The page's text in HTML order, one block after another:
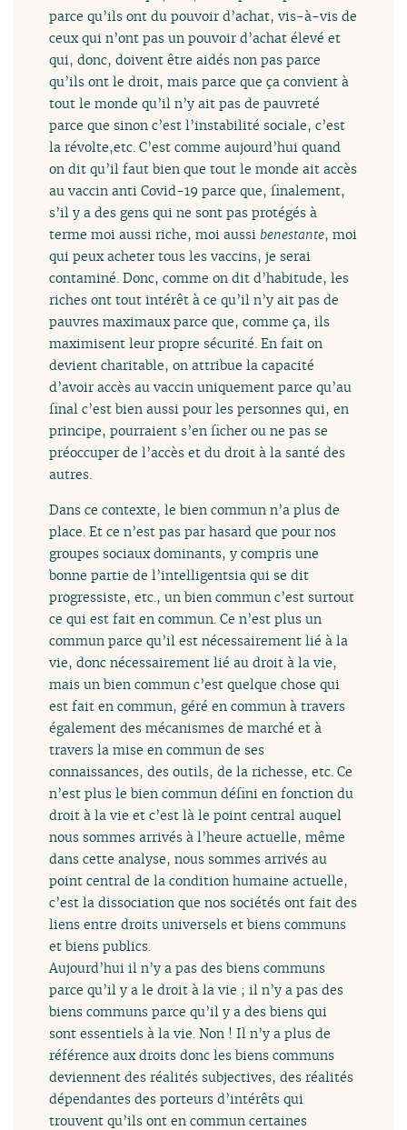
parce qu’ils ont du pouvoir d’achat, vis-à-vis de
ceux qui n’ont pas un pouvoir d’achat élevé et
qui, donc, doivent être aidés non pas parce
qu’ils ont le droit, mais parce que ça convient à
tout le monde qu’il n’y ait pas de pauvreté
parce que sinon c’est l’instabilité sociale, c’est
la révolte,etc. C’est comme aujourd’hui quand
on dit qu’il faut bien que tout le monde ait accès
au vaccin anti Covid-19 parce que, finalement,
s’il y a des gens qui ne sont pas protégés à
terme moi aussi riche, moi aussi benestante, moi
qui peux acheter tous les vaccins, je serai
contaminé. Donc, comme on dit d’habitude, les
riches ont tout intérêt à ce qu’il n’y ait pas de
pauvres maximaux parce que, comme ça, ils
maximisent leur propre sécurité. En fait on
devient charitable, on attribue la capacité
d’avoir accès au vaccin uniquement parce qu’au
final c’est bien aussi pour les personnes qui, en
principe, pourraient s’en ficher ou ne pas se
préoccuper de l’accès et du droit à la santé des
autres.
Dans ce contexte, le bien commun n’a plus de
place. Et ce n’est pas par hasard que pour nos
groupes sociaux dominants, y compris une
bonne partie de l’intelligentsia qui se dit
progressiste, etc., un bien commun c’est surtout
ce qui est fait en commun. Ce n’est plus un
commun parce qu’il est nécessairement lié à la
vie, donc nécessairement lié au droit à la vie,
mais un bien commun c’est quelque chose qui
est fait en commun, géré en commun à travers
également des mécanismes de marché et à
travers la mise en commun de ses
connaissances, des outils, de la richesse, etc. Ce
n’est plus le bien commun défini en fonction du
droit à la vie et c’est là le point central auquel
nous sommes arrivés à l’heure actuelle, même
dans cette analyse, nous sommes arrivés au
point central de la condition humaine actuelle,
c’est la dissociation que nos sociétés ont fait des
liens entre droits universels et biens communs
et biens publics.
Aujourd’hui il n’y a pas des biens communs
parce qu’il y a le droit à la vie ; il n’y a pas des
biens communs parce qu’il y a des biens qui
sont essentiels à la vie. Non ! Il n’y a plus de
référence aux droits donc les biens communs
deviennent des réalités subjectives, des réalités
dépendantes des porteurs d’intérêts qui
trouvent qu’ils ont en commun certaines